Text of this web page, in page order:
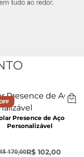
Presence de Aço
Personalizável
170,00R$ 102,00